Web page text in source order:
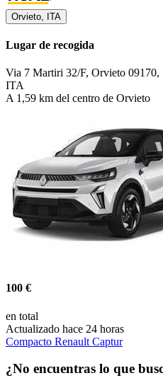
Orvieto, ITA
Lugar de recogida
Via 7 Martiri 32/F, Orvieto 09170,
ITA
A 1,59 km del centro de Orvieto
100 €
en total
Actualizado hace 24 horas
Compacto Renault Captur
¿No encuentras lo que